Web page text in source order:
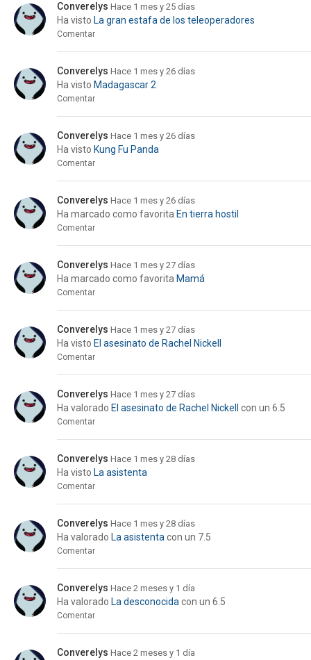
Converelys Hace 1 mes y 25 días
Ha visto La gran estafa de los teleoperadores
Comentar
Converelys Hace 1 mes y 26 días
Ha visto Madagascar 2
Comentar
Converelys Hace 1 mes y 26 días
Ha visto Kung Fu Panda
Comentar
Converelys Hace 1 mes y 26 días
Ha marcado como favorita En tierra hostil
Comentar
Converelys Hace 1 mes y 27 días
Ha marcado como favorita Mamá
Comentar
Converelys Hace 1 mes y 27 días
Ha visto El asesinato de Rachel Nickell
Comentar
Converelys Hace 1 mes y 27 días
Ha valorado El asesinato de Rachel Nickell con un 6.5
Comentar
Converelys Hace 1 mes y 28 días
Ha visto La asistenta
Comentar
Converelys Hace 1 mes y 28 días
Ha valorado La asistenta con un 7.5
Comentar
Converelys Hace 2 meses y 1 día
Ha valorado La desconocida con un 6.5
Comentar
Converelys Hace 2 meses y 1 día